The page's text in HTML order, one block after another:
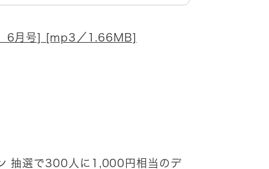
6月号] [mp3／1.66MB]
抽選で300人に1,000円相当のデ